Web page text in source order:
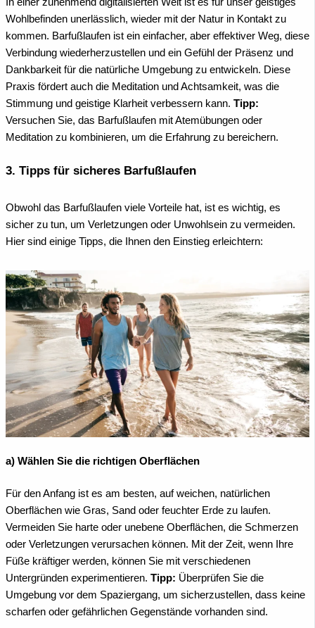
Wohlbefinden unerlässlich, wieder mit der Natur in Kontakt zu
kommen. Barfußlaufen ist ein einfacher, aber effektiver Weg, diese
Verbindung wiederherzustellen und ein Gefühl der Präsenz und
Dankbarkeit für die natürliche Umgebung zu entwickeln. Diese
Praxis fördert auch die Meditation und Achtsamkeit, was die
Stimmung und geistige Klarheit verbessern kann. Tipp:
Versuchen Sie, das Barfußlaufen mit Atemübungen oder
Meditation zu kombinieren, um die Erfahrung zu bereichern.
3. Tipps für sicheres Barfußlaufen
Obwohl das Barfußlaufen viele Vorteile hat, ist es wichtig, es
sicher zu tun, um Verletzungen oder Unwohlsein zu vermeiden.
Hier sind einige Tipps, die Ihnen den Einstieg erleichtern:
a) Wählen Sie die richtigen Oberflächen
Für den Anfang ist es am besten, auf weichen, natürlichen
Oberflächen wie Gras, Sand oder feuchter Erde zu laufen.
Vermeiden Sie harte oder unebene Oberflächen, die Schmerzen
oder Verletzungen verursachen können. Mit der Zeit, wenn Ihre
Füße kräftiger werden, können Sie mit verschiedenen
Untergründen experimentieren. Tipp: Überprüfen Sie die
Umgebung vor dem Spaziergang, um sicherzustellen, dass keine
scharfen oder gefährlichen Gegenstände vorhanden sind.